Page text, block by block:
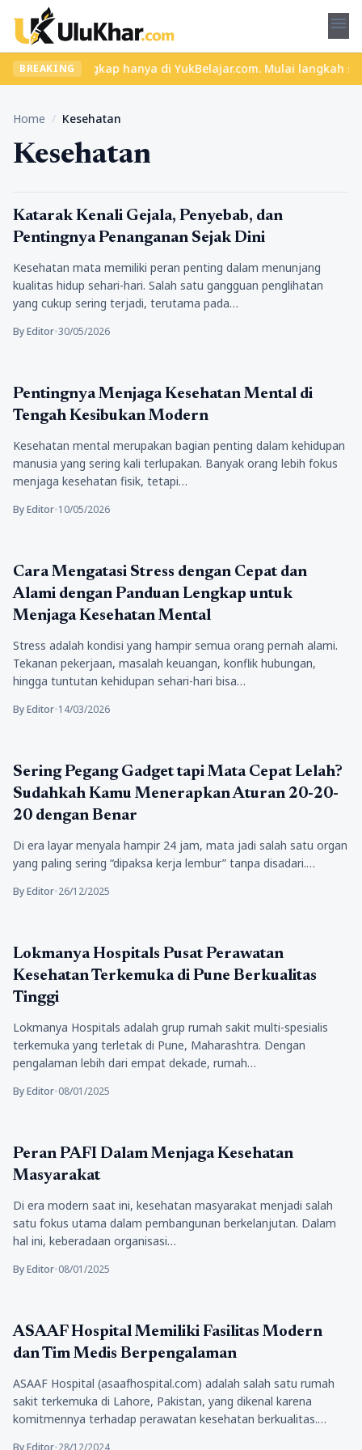
menu
BREAKING
lengkap hanya di YukBelajar.com. Mulai langkah
Home / Kesehatan
Kesehatan
Kesehatan
Katarak Kenali Gejala, Penyebab, dan
Pentingnya Penanganan Sejak Dini
Kesehatan mata memiliki peran penting dalam menunjang
kualitas hidup sehari-hari. Salah satu gangguan penglihatan
yang cukup sering terjadi, terutama pada…
By Editor•30/05/2026
Kesehatan
Pentingnya Menjaga Kesehatan Mental di
Tengah Kesibukan Modern
Kesehatan mental merupakan bagian penting dalam kehidupan
manusia yang sering kali terlupakan. Banyak orang lebih fokus
menjaga kesehatan fisik, tetapi…
By Editor•10/05/2026
Kesehatan
Cara Mengatasi Stress dengan Cepat dan
Alami dengan Panduan Lengkap untuk
Menjaga Kesehatan Mental
Stress adalah kondisi yang hampir semua orang pernah alami.
Tekanan pekerjaan, masalah keuangan, konflik hubungan,
hingga tuntutan kehidupan sehari-hari bisa…
By Editor•14/03/2026
Kesehatan
Sering Pegang Gadget tapi Mata Cepat Lelah?
Sudahkah Kamu Menerapkan Aturan 20-20-
20 dengan Benar
Di era layar menyala hampir 24 jam, mata jadi salah satu organ
yang paling sering “dipaksa kerja lembur” tanpa disadari.…
By Editor•26/12/2025
Kesehatan
Lokmanya Hospitals Pusat Perawatan
Kesehatan Terkemuka di Pune Berkualitas
Tinggi
Lokmanya Hospitals adalah grup rumah sakit multi-spesialis
terkemuka yang terletak di Pune, Maharashtra. Dengan
pengalaman lebih dari empat dekade, rumah…
By Editor•08/01/2025
Kesehatan
Peran PAFI Dalam Menjaga Kesehatan
Masyarakat
Di era modern saat ini, kesehatan masyarakat menjadi salah
satu fokus utama dalam pembangunan berkelanjutan. Dalam
hal ini, keberadaan organisasi…
By Editor•08/01/2025
Kesehatan
ASAAF Hospital Memiliki Fasilitas Modern
dan Tim Medis Berpengalaman
ASAAF Hospital (asaafhospital.com) adalah salah satu rumah
sakit terkemuka di Lahore, Pakistan, yang dikenal karena
komitmennya terhadap perawatan kesehatan berkualitas.…
By Editor•28/12/2024